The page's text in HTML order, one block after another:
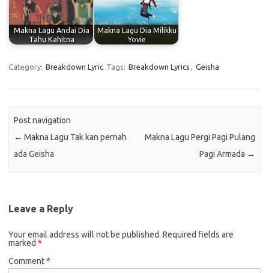
Makna Lagu Andai Dia
Tahu Kahitna
Makna Lagu Dia Milikku
Yovie
Category: Breakdown Lyric Tags: Breakdown Lyrics , Geisha
Post navigation
← Makna Lagu Tak kan pernah
ada Geisha
Makna Lagu Pergi Pagi Pulang
Pagi Armada →
Leave a Reply
Your email address will not be published. Required fields are
marked *
Comment*